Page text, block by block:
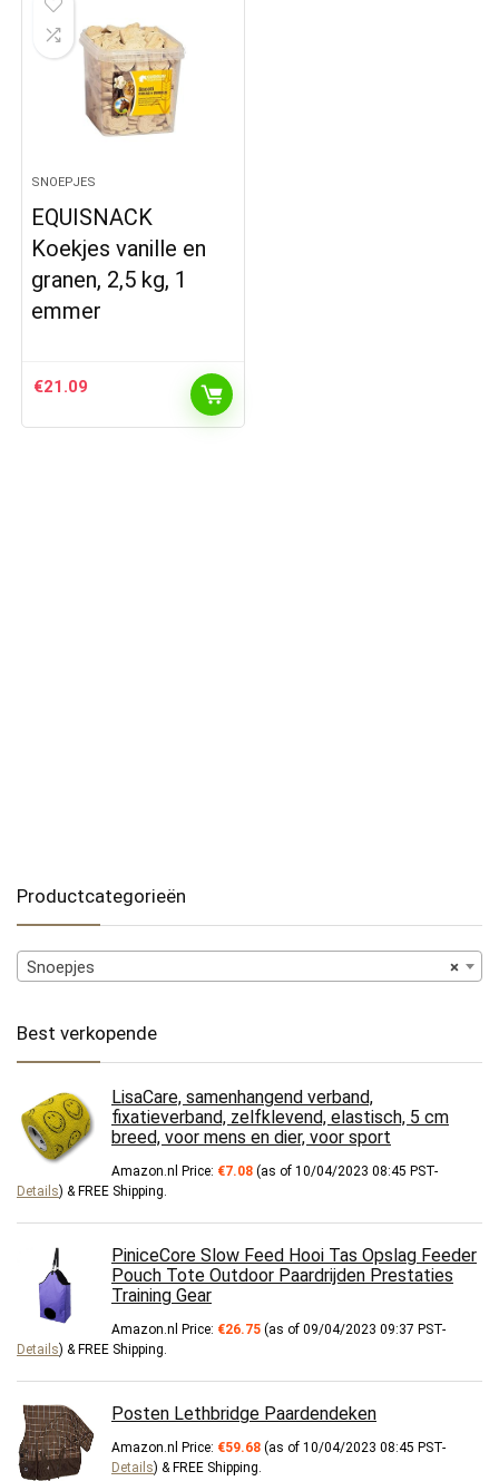
SNOEPJES
EQUISNACK
Koekjes vanille en
granen, 2,5 kg, 1
emmer
€21.09
Productcategorieën
×
Snoepjes
Best verkopende
LisaCare, samenhangend verband,
fixatieverband, zelfklevend, elastisch, 5 cm
breed, voor mens en dier, voor sport
Amazon.nl Price: €7.08 (as of 10/04/2023 08:45 PST-
Details) & FREE Shipping.
PiniceCore Slow Feed Hooi Tas Opslag Feeder
Pouch Tote Outdoor Paardrijden Prestaties
Training Gear
Amazon.nl Price: €26.75 (as of 09/04/2023 09:37 PST-
Details) & FREE Shipping.
Posten Lethbridge Paardendeken
Amazon.nl Price: €59.68 (as of 10/04/2023 08:45 PST-
Details) & FREE Shipping.